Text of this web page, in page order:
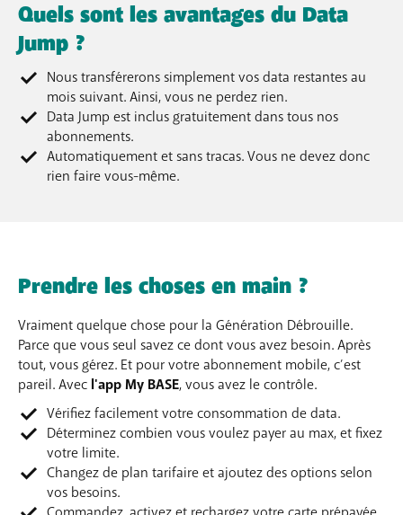
Quels sont les avantages du Data
Jump ?
Nous transférerons simplement vos data restantes au
mois suivant. Ainsi, vous ne perdez rien.
Data Jump est inclus gratuitement dans tous nos
abonnements.
Automatiquement et sans tracas. Vous ne devez donc
rien faire vous-même.
Prendre les choses en main ?
Vraiment quelque chose pour la Génération Débrouille.
Parce que vous seul savez ce dont vous avez besoin. Après
tout, vous gérez. Et pour votre abonnement mobile, c’est
pareil. Avec l'app My BASE, vous avez le contrôle.
Vérifiez facilement votre consommation de data.
Déterminez combien vous voulez payer au max, et fixez
votre limite.
Changez de plan tarifaire et ajoutez des options selon
vos besoins.